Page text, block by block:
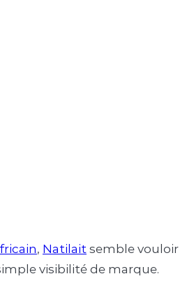
, Natilait semble vouloir
visibilité de marque.